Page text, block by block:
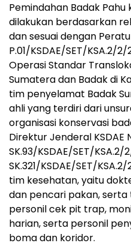
Pemindahan Badak Pahu
dilakukan berdasarkan
dan sesuai dengan
P.01/KSDAE/SET/KSA.2/
Operasi Standar
Sumatera dan Badak di
tim penyelamat Badak
ahli yang terdiri dari
organisasi konservasi
Direktur Jenderal KSDAE
SK.93/KSDAE/SET/KSA.2/
SK.321/KSDAE/SET/
tim kesehatan, yaitu
dan pencari pakan,
personil cek pit trap,
harian, serta personil
boma dan koridor.